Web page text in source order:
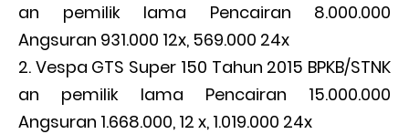
an pemilik lama Pencairan 8.000.000
Angsuran 931.000 12x, 569.000 24x
Vespa GTS Super 150 Tahun 2015 BPKB/STNK
an pemilik lama Pencairan 15.000.000
Angsuran 1.668.000, 12 x, 1.019.000 24x